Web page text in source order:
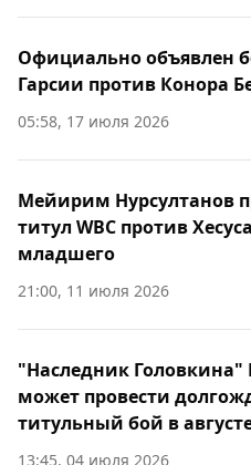
Официально объявлен
Гарсии против Конора
05:58, 17 июля 2026
Мейирим Нурсултанов
титул WBC против
младшего
21:00, 11 июля 2026
"Наследник Головкина"
может провести
титульный бой в
13:45, 04 июля 2026